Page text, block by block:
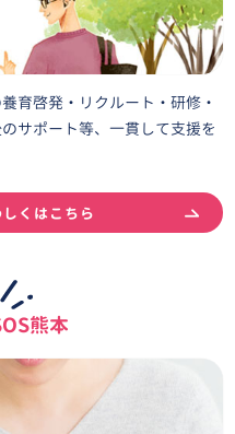
育啓発・リクルート・研修・
サポート等、一貫して支援を
しくはこちら
熊本